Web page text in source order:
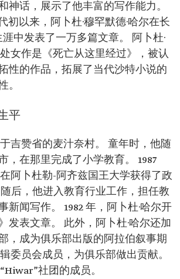
出版数量：约 18 本书。
文章发表数量：超过 10,000 篇文章。
学位：阿卜杜勒-阿齐兹国王大学政治学学士学
位。
所获重要奖项：国际阿拉伯小说奖。
神话，展示了他丰富的写作能力。
初以来，阿卜杜·穆罕默德·哈尔在长
中发表了一万多篇文章。 阿卜杜·
女作是《死亡从这里经过》，被认
性的作品，拓展了当代沙特小说的
。
平
于吉赞省的麦汁奈村。 童年时，他随
，在那里完成了小学教育。 1987
阿卜杜勒-阿齐兹国王大学获得了政
后，他进入教育行业工作，担任教
新闻写作。 1982 年，阿卜杜·哈尔开
发表文章。 此外，阿卜杜·哈尔还加
，成为俱乐部出版的阿拉伯叙事期
委员会成员，为俱乐部做出贡献。
社团的成员。